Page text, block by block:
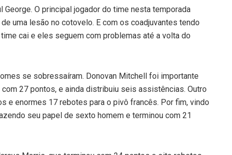
O principal jogador do time nesta temporada
uma lesão no cotovelo. E com os coadjuvantes tendo
cai e eles seguem com problemas até a volta do
se sobressaíram. Donovan Mitchell foi importante
27 pontos, e ainda distribuiu seis assistências. Outro
e enormes 17 rebotes para o pivô francês. Por fim, vindo
seu papel de sexto homem e terminou com 21